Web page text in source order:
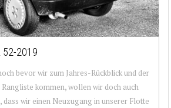
52-2019
bevor wir zum Jahres-Rückblick und der
Rangliste kommen, wollen wir doch auch
dass wir einen Neuzugang in unserer Flotte